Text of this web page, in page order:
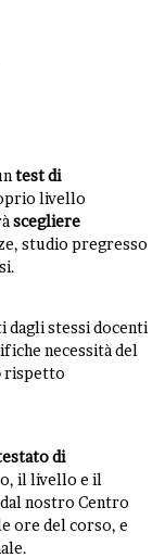
test di
livello
scegliere
studio pregresso
dagli stessi docenti
necessità del
rispetto
di
il livello e il
nostro Centro
ore del corso, e